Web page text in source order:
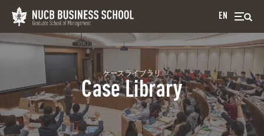
EN
ケースライブラリ
Case Library